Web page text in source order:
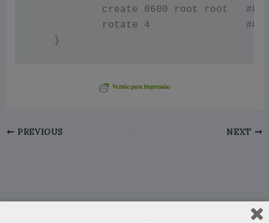
            create 0600 root root
            rotate 4
    }
Versão para Impressão
PREVIOUS NEXT